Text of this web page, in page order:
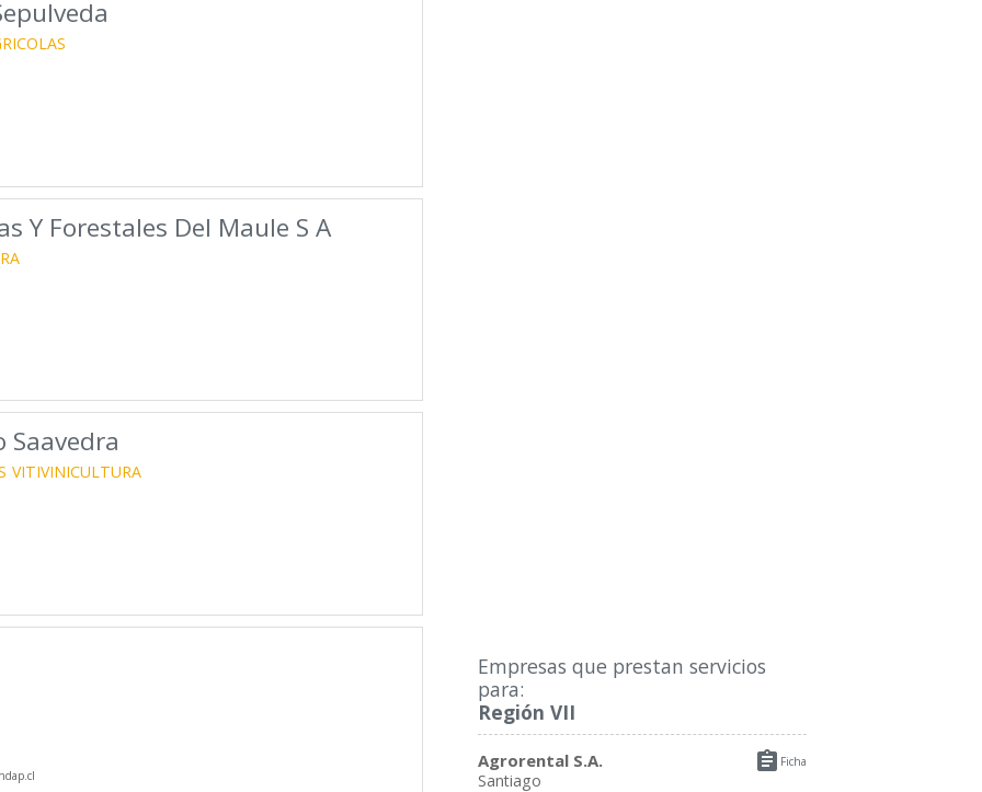
Empresas que prestan servicios
para:
Región VII
 Ficha
Agrorental S.A.
Santiago
Y Forestales Del Maule S A
Saavedra
VITIVINICULTURA